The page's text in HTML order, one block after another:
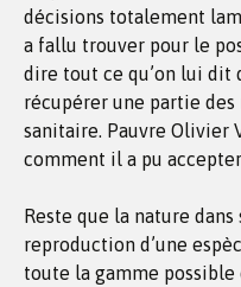
décisions totalement
a fallu trouver pour le
dire tout ce qu’on lui dit
récupérer une partie
sanitaire. Pauvre Olivier
comment il a pu
Reste que la nature
reproduction d’une
toute la gamme